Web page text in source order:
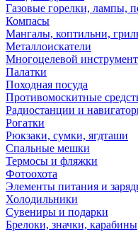
Газовые горелки, лампы,
Компасы
Мангалы, коптильни,
Металлоискатели
Многоцелевой инструмент
Палатки
Походная посуда
Противомоскитные
Радиостанции и
Рогатки
Рюкзаки, сумки, ягдташи
Спальные мешки
Термосы и фляжки
Фотоохота
Элементы питания и
Холодильники
Сувениры и подарки
Брелоки, значки, карабины